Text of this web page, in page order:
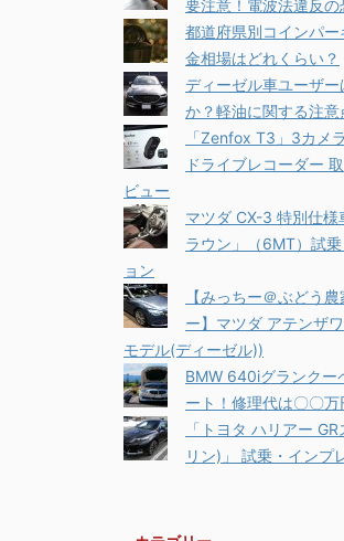
要注意！電波法違反の
都道府県別コインパ
金相場はどれくらい？
ディーゼル車ユーザー
か？軽油に関する注意
「Zenfox T3」3カメ
ドライブレコーダー
ビュー
マツダ CX-3 特別仕様
ラウン」（6MT）試
ョン
【みっちー＠ぶどう
ー】マツダ アテンザ
モデル(ディーゼル))
BMW 640iグランクー
ート！修理代は〇〇万
「トヨタ ハリアー
リン)」 試乗・インプ